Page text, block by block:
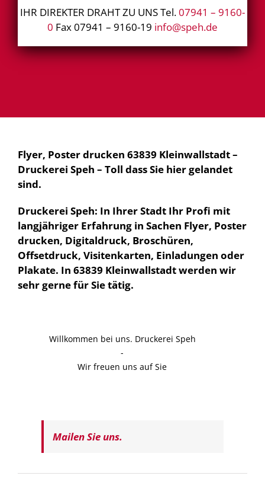
IHR DIREKTER DRAHT ZU UNS Tel.07941 – 9160-
0 Fax 07941 – 9160-19 info@speh.de
Flyer, Poster drucken 63839 Kleinwallstadt –
Druckerei Speh – Toll dass Sie hier gelandet
sind.
Druckerei Speh: In Ihrer Stadt Ihr Profi mit
langjähriger Erfahrung in Sachen Flyer, Poster
drucken, Digitaldruck, Broschüren,
Offsetdruck, Visitenkarten, Einladungen oder
Plakate. In 63839 Kleinwallstadt werden wir
sehr gerne für Sie tätig.
Willkommen bei uns. Druckerei Speh
-
Wir freuen uns auf Sie
Mailen Sie uns.